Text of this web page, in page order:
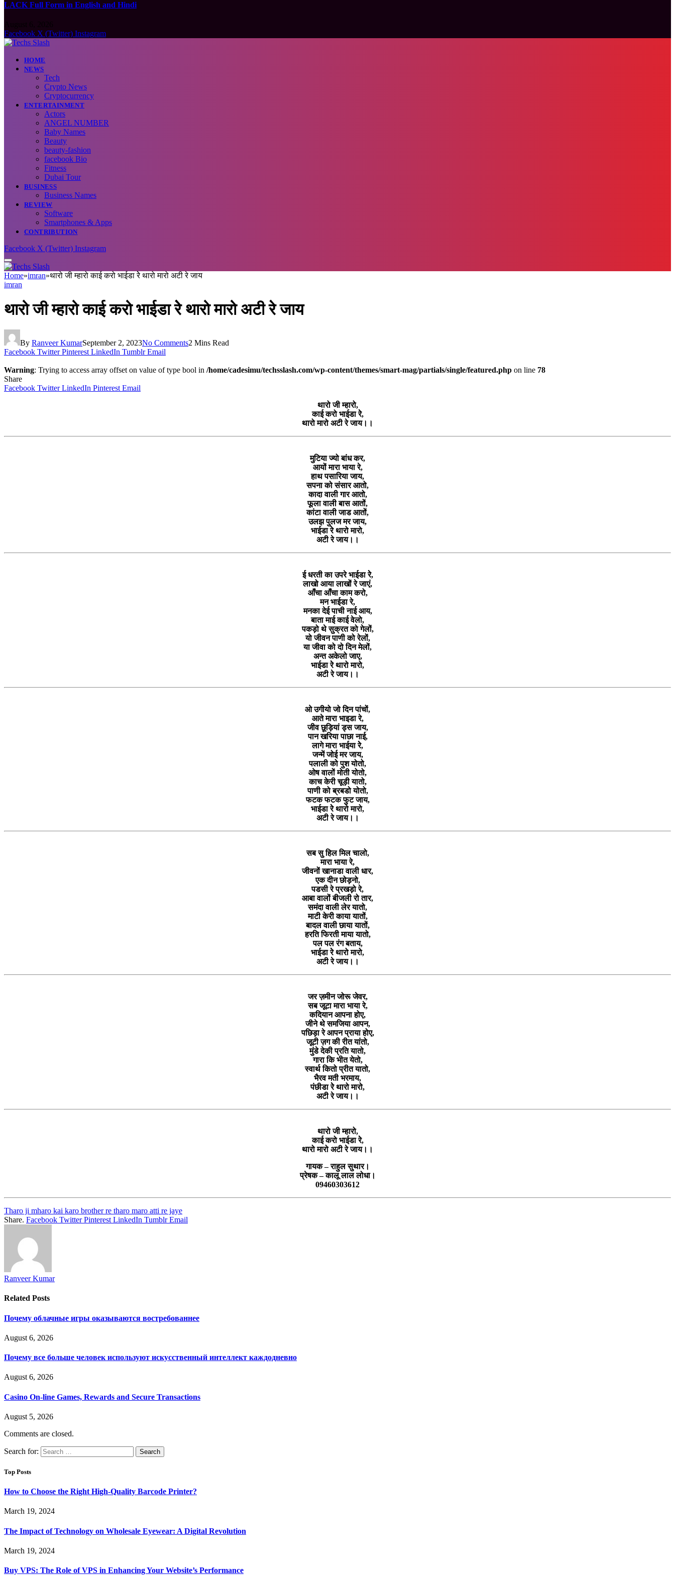
LACK Full Form in English and Hindi
Facebook X (Twitter) Instagram
HOME
NEWS
Tech
Crypto News
Cryptocurrency
ENTERTAINMENT
Actors
ANGEL NUMBER
Baby Names
Beauty
beauty-fashion
facebook Bio
Fitness
Dubai Tour
BUSINESS
Business Names
REVIEW
Software
Smartphones & Apps
CONTRIBUTION
Facebook X (Twitter) Instagram
Home»imran»थारो जी म्हारो काई करो भाईडा रेे थारो मारो अटी रे जाय
imran
थारो जी म्हारो काई करो भाईडा रेे थारो मारो अटी रे जाय
By Ranveer KumarSeptember 2, 2023No Comments2 Mins Read
Facebook Twitter Pinterest LinkedIn Tumblr Email
Warning: Trying to access array offset on value of type bool in /home/cadesimu/techsslash.com/wp-content/themes/smart-mag/partials/single/featured.php on line 78
Share
Facebook Twitter LinkedIn Pinterest Email
थारो जी म्हारो,
काई करो भाईडा रेे,
थारो मारो अटी रे जाय।।
मुटिया ज्यो बांध कर,
आयों मारा भाया रे,
हाथ पसारिया जाय,
सपना को संसार आतो,
कादा वाली गार आतो,
फूला वाली बास आतों,
कांटा वाली जाड आतों,
उलझ पुलज मर जाय,
भाईडा रेे थारो मारो,
अटी रे जाय।।
ई धरती का उपरे भाईडा रेे,
लाखो आया लाखों रे जाएं,
आँचा आँचा काम करो,
मन भाईडा रे,
मनका देई पाची नाई आय,
बाता माई काई वेलो,
पकड़ो थे सुक्रत को गेलों,
यो जीवन पाणी को रेलों,
या जीवा को दो दिन मेलों,
अन्त अकेलो जाए,
भाईडा रेे थारो मारो,
अटी रे जाय।।
ओ उगीयो जो दिन पांचों,
आते मारा भाइडा रे,
जीव छूड़ियां ड्स जाय,
पान खरिया पाछा नाई,
लागे मारा भाईया रेे,
जन्में जोई मर जाय,
पलाली को पुश योतो,
ओष वालों मोती योतो,
काच केरी चूड़ी यातो,
पाणी को ब्रबडो योतो,
फटक फटक फुट जाय,
भाईडा रेे थारो मारो,
अटी रे जाय।।
सब सु हिल मिल चालो,
मारा भाया रे,
जीवनों खानाडा वाली धार,
एक दीन छोड़नो,
पडसी रे प्रखड़ो रे,
आबा वालों बीजली रो तार,
समंदा वाली लेर यातो,
माटी केरी काया यातों,
बादल वाली छाया यातों,
हरति फिरती माया यातो,
पल पल रंग बताय,
भाईडा रेे थारो मारो,
अटी रे जाय।।
जर ज़मीन जोरू जेवर,
सब जूटा मारा भाया रे,
कदियान आपना होए,
जीने थे समजिया आपन,
पछिड़ा रे आपन प्राया होए,
जूटी ज़ग की रीत यांतो,
मुंडे देकी प्रति यातो,
गारा कि भीत येतो,
स्वार्थ कितो प्रीत यातो,
भैरव मती भरमाय,
पंछीडा रेे थारो मारो,
अटी रे जाय।।
थारो जी म्हारो,
काई करो भाईडा रेे,
थारो मारो अटी रे जाय।।
गायक – राहुल सुथार।
प्रेषक – कालू लाल लोधा।
09460303612
Tharo ji mharo kai karo brother re tharo maro atti re jaye
Share. Facebook Twitter Pinterest LinkedIn Tumblr Email
Ranveer Kumar
Related Posts
Почему облачные игры оказываются востребованнее
August 6, 2026
Почему все больше человек используют искусственный интеллект каждодневно
August 6, 2026
Casino On-line Games, Rewards and Secure Transactions
August 5, 2026
Comments are closed.
Search for:
Top Posts
How to Choose the Right High-Quality Barcode Printer?
March 19, 2024
The Impact of Technology on Wholesale Eyewear: A Digital Revolution
March 19, 2024
Buy VPS: The Role of VPS in Enhancing Your Website’s Performance